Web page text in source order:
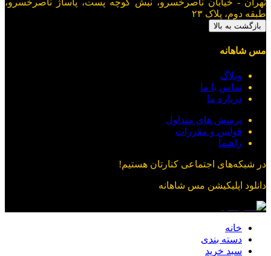
تهران - خیابان ناصرخسرو، نبش کوچه پست، پاساژ ناصرخسرو،
طبقه دوم، پلاک ۲۳
بازگشت به بالا
مس شاهانه
وبلاگ
تماس با ما
درباره ما
پرسش های متداول
قوانین و مقررات
راهنما
در شبکه‌های اجتماعی کنارتان هستیم!
دانلود اپلیکیشن مس شاهانه
خانه
دسته بندی
سبد خرید